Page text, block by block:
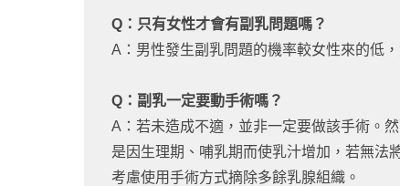
Q：只有女性才會有副乳問題嗎？
A：男性發生副乳問題的機率較女性來的低
Q：副乳一定要動手術嗎？
A：若未造成不適，並非一定要做該手術。
是因生理期、哺乳期而使乳汁增加，若無法
考慮使用手術方式摘除多餘乳腺組織。